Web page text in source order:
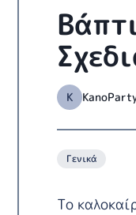
K
Γενικά
Το